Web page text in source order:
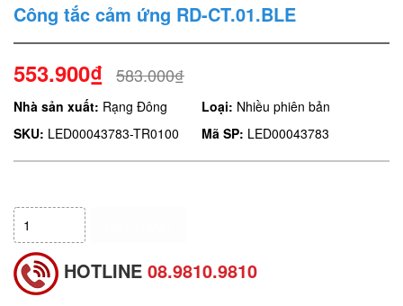
Công tắc cảm ứng RD-CT.01.BLE
553.900₫ 583.000₫
Nhà sản xuất: Rạng Đông Loại: Nhiều phiên bản
SKU: LED00043783-TR0100 Mã SP: LED00043783
HOTLINE 08.9810.9810